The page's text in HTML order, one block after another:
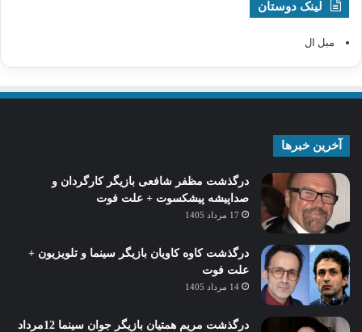
لینک دوستان
مبل ال
آخرین خبرها
درگذشت مظفر شافعی بازیگر کارگردان و
صداپیشه پیشکسوت + علت فوت
17 مرداد 1405
درگذشت کاوه کاویان بازیگر سینما و تلویزیون +
علت فوت
14 مرداد 1405
درگذشت مریم همتیان بازیگر جوان سینما 12مرداد